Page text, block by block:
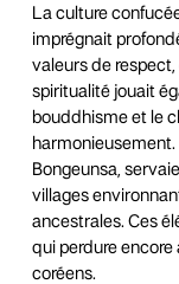
La culture
imprégnait
valeurs de respect,
spiritualité jouait
bouddhisme et le
Bongeunsa,
villages
ancestrales. Ces
qui perdure encore
coréens.